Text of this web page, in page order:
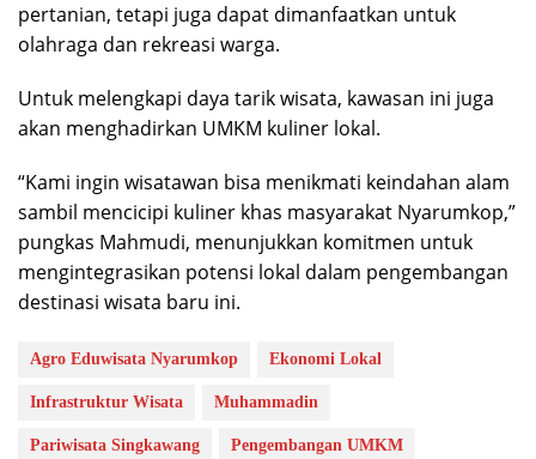
pertanian, tetapi juga dapat dimanfaatkan untuk
olahraga dan rekreasi warga.
Untuk melengkapi daya tarik wisata, kawasan ini juga
akan menghadirkan UMKM kuliner lokal.
“Kami ingin wisatawan bisa menikmati keindahan alam
sambil mencicipi kuliner khas masyarakat Nyarumkop,”
pungkas Mahmudi, menunjukkan komitmen untuk
mengintegrasikan potensi lokal dalam pengembangan
destinasi wisata baru ini.
Agro Eduwisata Nyarumkop Ekonomi Lokal
Infrastruktur Wisata Muhammadin
Pariwisata Singkawang Pengembangan UMKM